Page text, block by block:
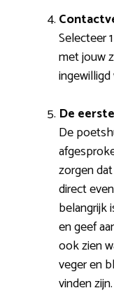
Selecteer
met jouw
De
De
zorgen
direct
belangrijk
en geef
ook zien
veger en
vinden zijn.